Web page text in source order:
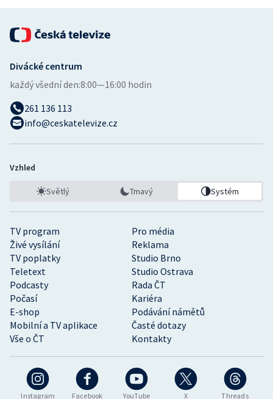
Ostatní
Instagram Facebook YouTube X Threads
TV program
Pro média
Živé vysílání
Reklama
TV poplatky
Studio Brno
Teletext
Studio Ostrava
Podcasty
Rada ČT
Počasí
Kariéra
E-shop
Podávání námětů
Mobilní a TV aplikace
Časté dotazy
Vše o ČT
Kontakty
Divácké centrum
každý všední den:8:00—16:00 hodin
261 136 113
info@ceskatelevize.cz
Vzhled
Světlý Tmavý Systém